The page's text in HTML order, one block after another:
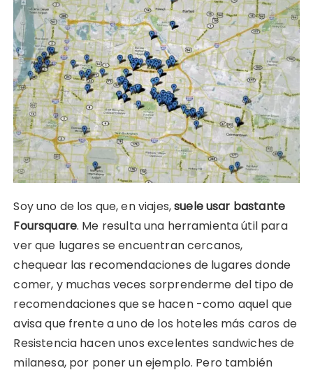
Soy uno de los que, en viajes,suele usar bastante
Foursquare. Me resulta una herramienta útil para
ver que lugares se encuentran cercanos,
chequear las recomendaciones de lugares donde
comer, y muchas veces sorprenderme del tipo de
recomendaciones que se hacen -como aquel que
avisa que frente a uno de los hoteles más caros de
Resistencia hacen unos excelentes sandwiches de
milanesa, por poner un ejemplo. Pero también